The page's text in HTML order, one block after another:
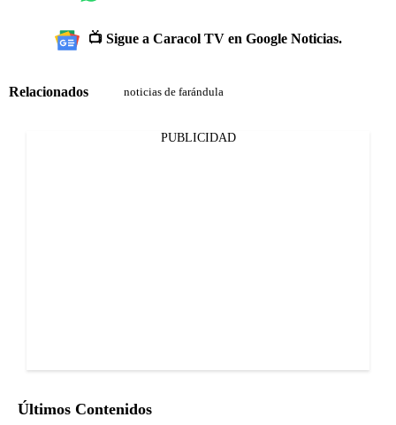
📺 Sigue a Caracol TV en Google Noticias.
Relacionados noticias de farándula
PUBLICIDAD
Últimos Contenidos